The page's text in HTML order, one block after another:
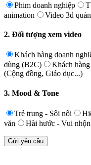
Phim doanh nghiệp
animation
Video 3d
2. Đối tượng xem video
Khách hàng doanh
dùng (B2C)
Khách
(Cộng đồng, Giáo dục...)
3. Mood & Tone
Trẻ trung - Sôi nổi
văn
Hài hước - Vui nhộn